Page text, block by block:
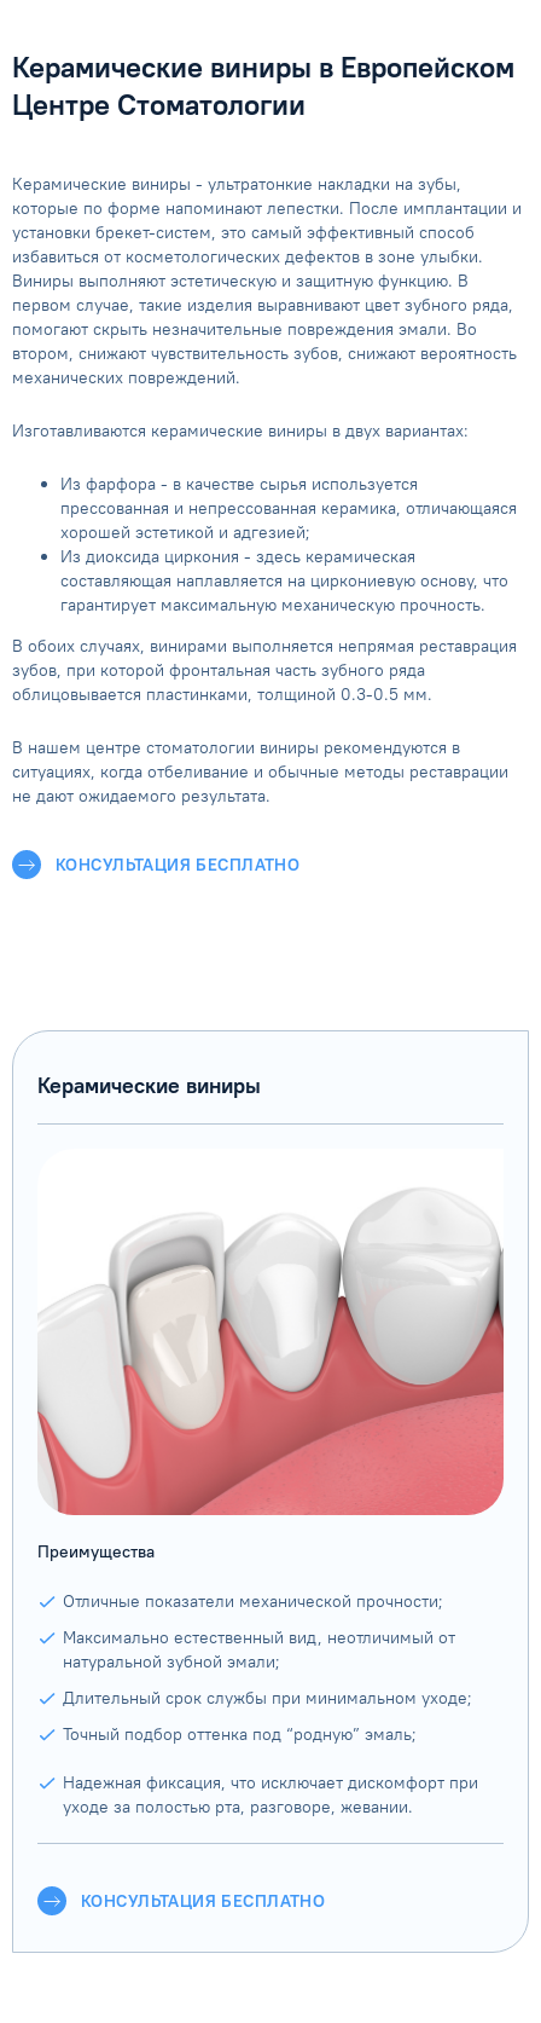
Керамические виниры в Европейском
Центре Стоматологии
Керамические виниры - ультратонкие накладки на зубы,
которые по форме напоминают лепестки. После имплантации и
установки брекет-систем, это самый эффективный способ
избавиться от косметологических дефектов в зоне улыбки.
Виниры выполняют эстетическую и защитную функцию. В
первом случае, такие изделия выравнивают цвет зубного ряда,
помогают скрыть незначительные повреждения эмали. Во
втором, снижают чувствительность зубов, снижают вероятность
механических повреждений.
Изготавливаются керамические виниры в двух вариантах:
Из фарфора - в качестве сырья используется
прессованная и непрессованная керамика, отличающаяся
хорошей эстетикой и адгезией;
Из диоксида циркония - здесь керамическая
составляющая наплавляется на циркониевую основу, что
гарантирует максимальную механическую прочность.
В обоих случаях, винирами выполняется непрямая реставрация
зубов, при которой фронтальная часть зубного ряда
облицовывается пластинками, толщиной 0.3-0.5 мм.
В нашем центре стоматологии виниры рекомендуются в
ситуациях, когда отбеливание и обычные методы реставрации
не дают ожидаемого результата.
КОНСУЛЬТАЦИЯ БЕСПЛАТНО
Керамические виниры
Преимущества
Отличные показатели механической прочности;
Максимально естественный вид, неотличимый от
натуральной зубной эмали;
Длительный срок службы при минимальном уходе;
Точный подбор оттенка под “родную” эмаль;
Надежная фиксация, что исключает дискомфорт при
уходе за полостью рта, разговоре, жевании.
КОНСУЛЬТАЦИЯ БЕСПЛАТНО